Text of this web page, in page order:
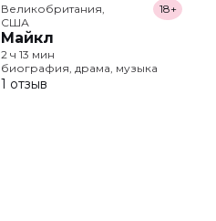
Великобритания,
США
Майкл
18+
2 ч 13 мин
биография, драма, музыка
1 отзыв